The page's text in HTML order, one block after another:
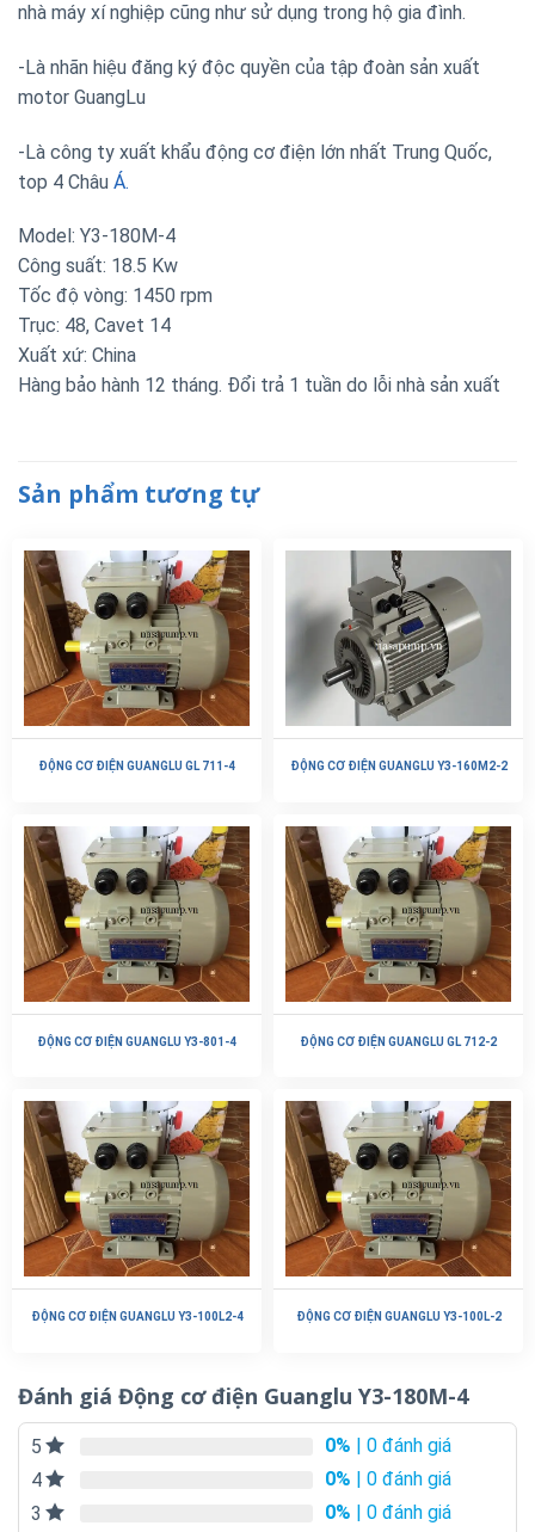
nhà máy xí nghiệp cũng như sử dụng trong hộ gia đình.
-Là nhãn hiệu đăng ký độc quyền của tập đoàn sản xuất
motor GuangLu
-Là công ty xuất khẩu động cơ điện lớn nhất Trung Quốc,
top 4 Châu Á.
Model: Y3-180M-4
Công suất: 18.5 Kw
Tốc độ vòng: 1450 rpm
Trục: 48, Cavet 14
Xuất xứ: China
Hàng bảo hành 12 tháng. Đổi trả 1 tuần do lỗi nhà sản xuất
Sản phẩm tương tự
ĐỘNG CƠ ĐIỆN GUANGLU GL 711-4 ĐỘNG CƠ ĐIỆN GUANGLU Y3-160M2-2
ĐỘNG CƠ ĐIỆN GUANGLU Y3-801-4 ĐỘNG CƠ ĐIỆN GUANGLU GL 712-2
ĐỘNG CƠ ĐIỆN GUANGLU Y3-100L2-4 ĐỘNG CƠ ĐIỆN GUANGLU Y3-100L-2
Đánh giá Động cơ điện Guanglu Y3-180M-4
5 0% | 0 đánh giá
4
0% | 0 đánh giá
3
0% | 0 đánh giá